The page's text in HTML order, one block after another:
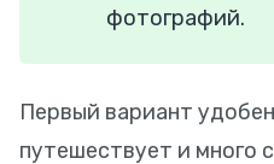
фотографий.
Первый вариант
путешествует и много